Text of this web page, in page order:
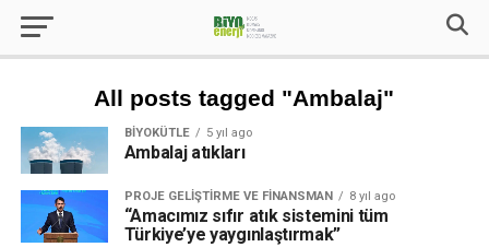
All posts tagged "Ambalaj"
BIYOKÜTLE 5 yıl ago
Ambalaj atıkları
PROJE GELIŞTIRME VE FINANSMAN 8 yıl ago
“Amacımız sıfır atık sistemini tüm
Türkiye’ye yaygınlaştırmak”